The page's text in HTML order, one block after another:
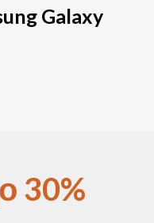
Galaxy
30%